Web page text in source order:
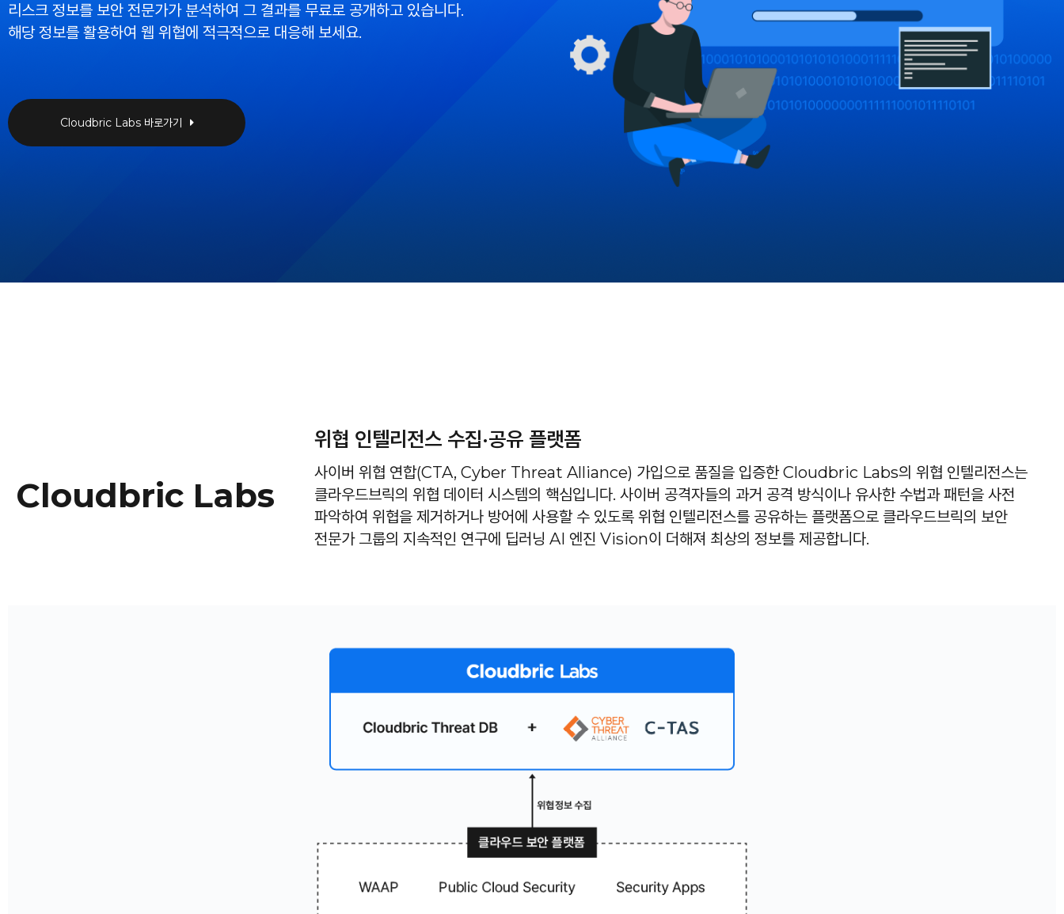
리스크 정보를 보안 전문가가 분석하여 그 결과를 무료로 공개하고 있습니다.
해당 정보를 활용하여 웹 위협에 적극적으로 대응해 보세요.
Cloudbric Labs 바로가기
Cloudbric Labs
위협 인텔리전스 수집·공유 플랫폼
사이버 위협 연합(CTA, Cyber Threat Alliance) 가입으로 품질을 입증한 Cloudbric Labs의 위협 인텔리전스는
클라우드브릭의 위협 데이터 시스템의 핵심입니다. 사이버 공격자들의 과거 공격 방식이나 유사한 수법과 패턴을 사전
파악하여 위협을 제거하거나 방어에 사용할 수 있도록 위협 인텔리전스를 공유하는 플랫폼으로 클라우드브릭의 보안
전문가 그룹의 지속적인 연구에 딥러닝 AI 엔진 Vision이 더해져 최상의 정보를 제공합니다.